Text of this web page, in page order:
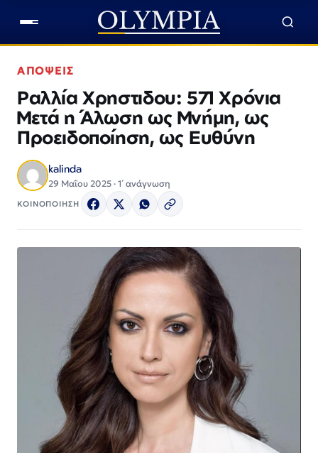
ΑΠΟΨΕΙΣ
Ραλλία Χρηστιδου: 571 Χρόνια
Μετά η Άλωση ως Μνήμη, ως
Προειδοποίηση, ως Ευθύνη
kalinda
29 Μαΐου 2025 · 1΄ ανάγνωση
ΚΟΙΝΟΠΟΙΗΣΗ